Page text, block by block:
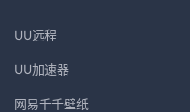
UU远程
UU加速器
网易千千壁纸